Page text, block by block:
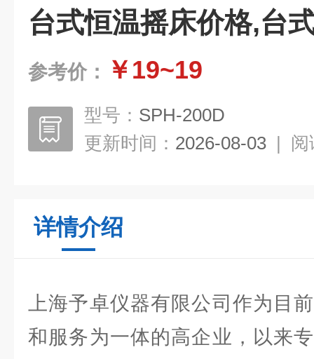
台式恒温摇床价格,台
参考价： ￥19~19
型号： SPH-200D
更新时间： 2026-08-03 | 阅
详情介绍
上海予卓仪器有限公司作为目
和服务为一体的高企业，以来